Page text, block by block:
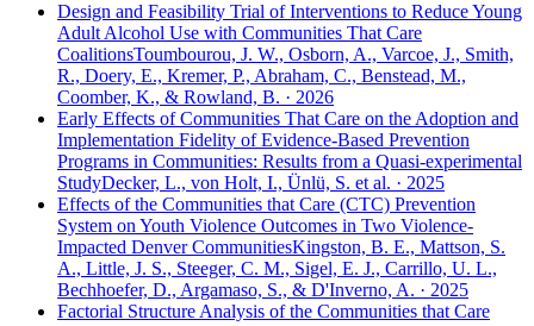
Design and Feasibility Trial of Interventions to Reduce Young
Adult Alcohol Use with Communities That Care
CoalitionsToumbourou, J. W., Osborn, A., Varcoe, J., Smith,
R., Doery, E., Kremer, P., Abraham, C., Benstead, M.,
Coomber, K., & Rowland, B. · 2026
Early Effects of Communities That Care on the Adoption and
Implementation Fidelity of Evidence-Based Prevention
Programs in Communities: Results from a Quasi-experimental
StudyDecker, L., von Holt, I., Ünlü, S. et al. · 2025
Effects of the Communities that Care (CTC) Prevention
System on Youth Violence Outcomes in Two Violence-
Impacted Denver CommunitiesKingston, B. E., Mattson, S.
A., Little, J. S., Steeger, C. M., Sigel, E. J., Carrillo, U. L.,
Bechhoefer, D., Argamaso, S., & D'Inverno, A. · 2025
Factorial Structure Analysis of the Communities that Care